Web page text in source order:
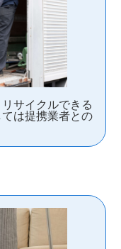
サイクルできる
は提携業者との